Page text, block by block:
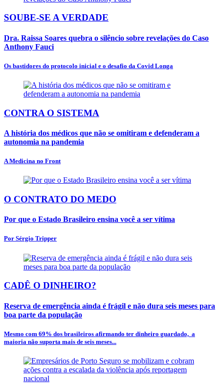
SOUBE-SE A VERDADE
Dra. Raissa Soares quebra o silêncio sobre revelações do Caso
Anthony Fauci
Os bastidores do protocolo inicial e o desafio da Covid Longa
CONTRA O SISTEMA
A história dos médicos que não se omitiram e defenderam a
autonomia na pandemia
A Medicina no Front
O CONTRATO DO MEDO
Por que o Estado Brasileiro ensina você a ser vítima
Por Sérgio Tripper
CADÊ O DINHEIRO?
Reserva de emergência ainda é frágil e não dura seis meses para
boa parte da população
Mesmo com 69% dos brasileiros afirmando ter dinheiro guardado, a
maioria não suporta mais de seis meses...